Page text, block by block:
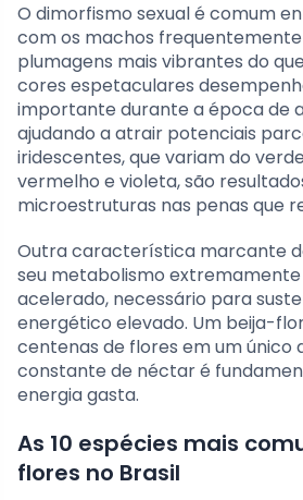
O dimorfismo sexual é comum
com os machos
plumagens mais vibrantes do
cores espetaculares
importante durante a época de
ajudando a atrair potenciais
iridescentes, que variam do
vermelho e violeta, são
microestruturas nas penas que
Outra característica marcante
seu metabolismo
acelerado, necessário para
energético elevado. Um beija-
centenas de flores em um único
constante de néctar é
energia gasta.
As 10 espécies mais
flores no Brasil